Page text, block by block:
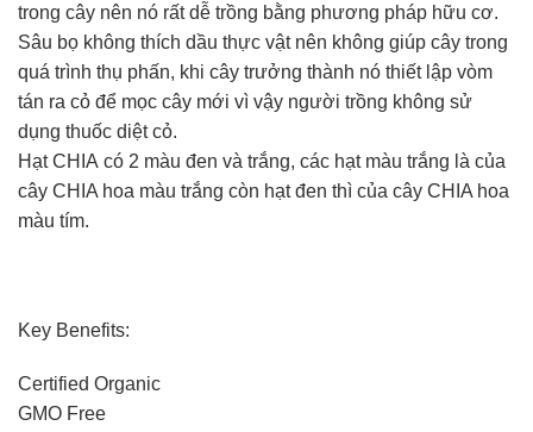
trong cây nên nó rất dễ trồng bằng phương pháp hữu cơ.
Sâu bọ không thích dầu thực vật nên không giúp cây trong
quá trình thụ phấn, khi cây trưởng thành nó thiết lập vòm
tán ra cỏ để mọc cây mới vì vậy người trồng không sử
dụng thuốc diệt cỏ.
Hạt CHIA có 2 màu đen và trắng, các hạt màu trắng là của
cây CHIA hoa màu trắng còn hạt đen thì của cây CHIA hoa
màu tím.
Key Benefits:
Certified Organic
GMO Free